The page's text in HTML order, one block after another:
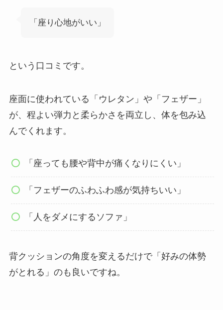
「座り心地がいい」
という口コミです。
座面に使われている「ウレタン」や「フェザー」
が、程よい弾力と柔らかさを両立し、体を包み込
んでくれます。
「座っても腰や背中が痛くなりにくい」
「フェザーのふわふわ感が気持ちいい」
「人をダメにするソファ」
背クッションの角度を変えるだけで「好みの体勢
がとれる」のも良いですね。